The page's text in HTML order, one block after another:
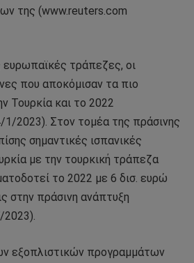
της (www.reuters.com
τράπεζες, οι
που αποκόμισαν τα πιο
Τουρκία και το 2022
2023). Στον τομέα της πράσινης
σημαντικές ισπανικές
με την τουρκική τράπεζα
το 2022 με 6 δισ. ευρώ
στην πράσινη ανάπτυξη
2023).
εξοπλιστικών προγραμμάτων